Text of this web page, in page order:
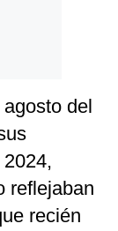
del
reflejaban
recién